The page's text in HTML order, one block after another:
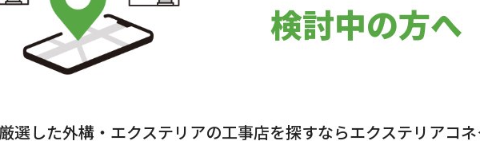
検討中の方へ
選した外構・エクステリアの工事店を探すならエクステリアコネ